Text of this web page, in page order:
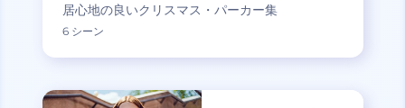
居心地の良いクリスマス・パーカー集
6 シーン